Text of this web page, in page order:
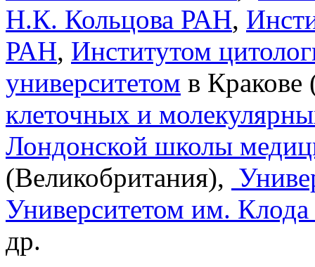
Н.К. Кольцова РАН,
РАН, Институтом
университетом в
клеточных и
Лондонской школы
(Великобритания),
Университетом им. Клода
др.